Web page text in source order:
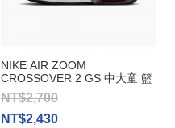
NIKE AIR ZOOM
CROSSOVER 2 GS 中大童 籃
球鞋
NT$2,700
NT$2,430